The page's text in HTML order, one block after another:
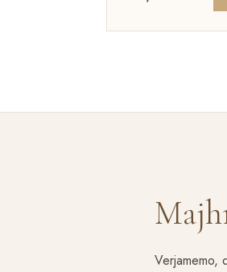
Verjamemo,